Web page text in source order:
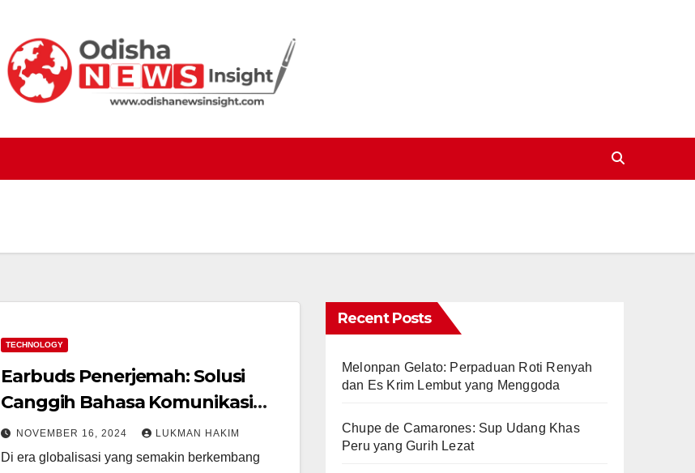
TECHNOLOGY
Earbuds Penerjemah: Solusi
Canggih Bahasa Komunikasi
Global
NOVEMBER 16, 2024 LUKMAN HAKIM
Di era globalisasi yang semakin berkembang
Recent Posts
Melonpan Gelato: Perpaduan Roti Renyah
dan Es Krim Lembut yang Menggoda
Chupe de Camarones: Sup Udang Khas
Peru yang Gurih Lezat